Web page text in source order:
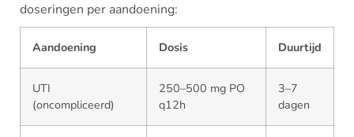
doseringen per aandoening:
Aandoening Dosis Duurtijd
UTI
(oncompliceerd)
250–500 mg PO
q12h
3–7
dagen